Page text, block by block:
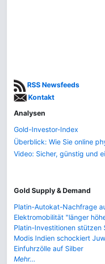
RSS Newsfeeds
Kontakt
Analysen
Gold-Investor-Index
Überblick: Wie Sie online
Video: Sicher, günstig und
Gold Supply & Demand
Platin-Autokat-Nachfrage
Elektromobilität "länger
Platin-Investitionen
Modis Indien schockiert
Einfuhrzölle auf Silber
Mehr...